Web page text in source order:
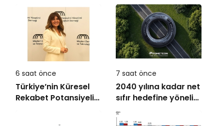
6 saat önce
Türkiye’nin Küresel
Rekabet Potansiyeli
7 saat önce
2040 yılına kadar net
sıfır hedefine yönelik
kararlılığını
güçlendirdi